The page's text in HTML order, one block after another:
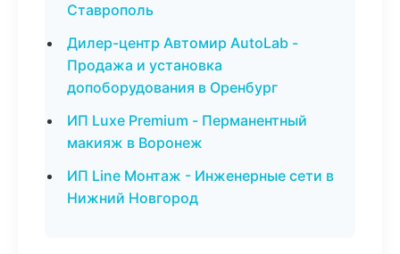
Ставрополь
Дилер-центр Автомир AutoLab -
Продажа и установка
допоборудования в Оренбург
ИП Luxe Premium - Перманентный
макияж в Воронеж
ИП Line Монтаж - Инженерные сети в
Нижний Новгород